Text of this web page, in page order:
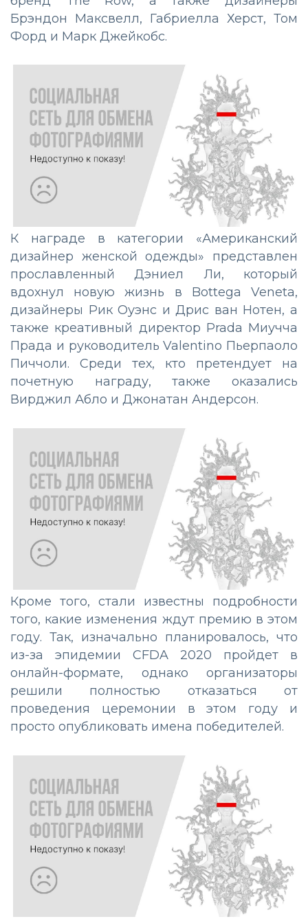
Брэндон Максвелл, Габриелла Херст, Том
Форд и Марк Джейкобс.
К награде в категории «Американский
дизайнер женской одежды» представлен
прославленный Дэниел Ли, который
вдохнул новую жизнь в Bottega Veneta,
дизайнеры Рик Оуэнс и Дрис ван Нотен, а
также креативный директор Prada Миучча
Прада и руководитель Valentino Пьерпаоло
Пиччоли. Среди тех, кто претендует на
почетную награду, также оказались
Вирджил Абло и Джонатан Андерсон.
Кроме того, стали известны подробности
того, какие изменения ждут премию в этом
году. Так, изначально планировалось, что
из-за эпидемии CFDA 2020 пройдет в
онлайн-формате, однако организаторы
решили полностью отказаться от
проведения церемонии в этом году и
просто опубликовать имена победителей.